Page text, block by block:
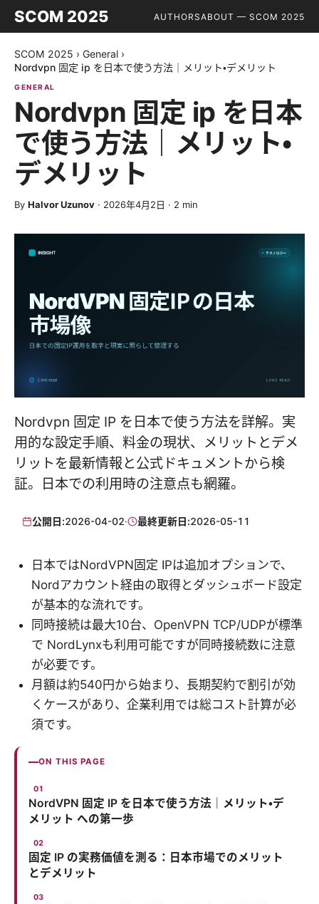
SCOM 2025 AUTHORSABOUT — SCOM 2025
SCOM 2025 › General ›
Nordvpn 固定 ip を日本で使う方法｜メリット・デメリット
GENERAL
Nordvpn 固定 ip を日本
で使う方法｜メリット・
デメリット
By Halvor Uzunov · 2026年4月2日 · 2 min
Nordvpn 固定 IP を日本で使う方法を詳解。実
用的な設定手順、料金の現状、メリットとデメ
リットを最新情報と公式ドキュメントから検
証。日本での利用時の注意点も網羅。
公開日:2026-04-02· 最終更新日:2026-05-11
日本ではNordVPN固定 IPは追加オプションで、
Nordアカウント経由の取得とダッシュボード設定
が基本的な流れです。
同時接続は最大10台、OpenVPN TCP/UDPが標準
で NordLynxも利用可能ですが同時接続数に注意
が必要です。
月額は約540円から始まり、長期契約で割引が効
くケースがあり、企業利用では総コスト計算が必
須です。
ON THIS PAGE
NordVPN 固定 IP を日本で使う方法｜メリット・デ
メリット への第一歩
固定 IP の実務価値を測る：日本市場でのメリット
とデメリット